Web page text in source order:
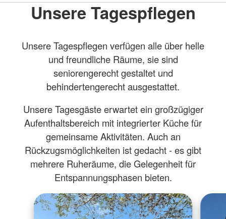
Unsere Tagespflegen
Unsere Tagespflegen verfügen alle über helle
und freundliche Räume, sie sind
seniorengerecht gestaltet und
behindertengerecht ausgestattet.
Unsere Tagesgäste erwartet ein großzügiger
Aufenthaltsbereich mit integrierter Küche für
gemeinsame Aktivitäten. Auch an
Rückzugsmöglichkeiten ist gedacht - es gibt
mehrere Ruheräume, die Gelegenheit für
Entspannungsphasen bieten.